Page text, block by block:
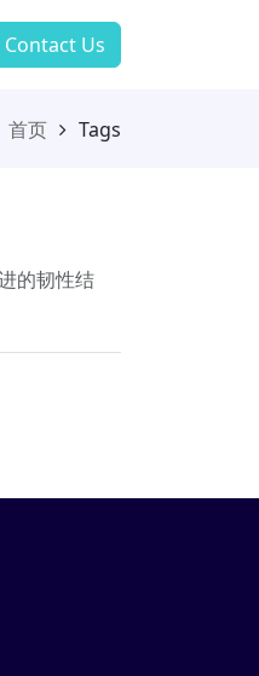
Contact Us
首页 Tags
的韧性结